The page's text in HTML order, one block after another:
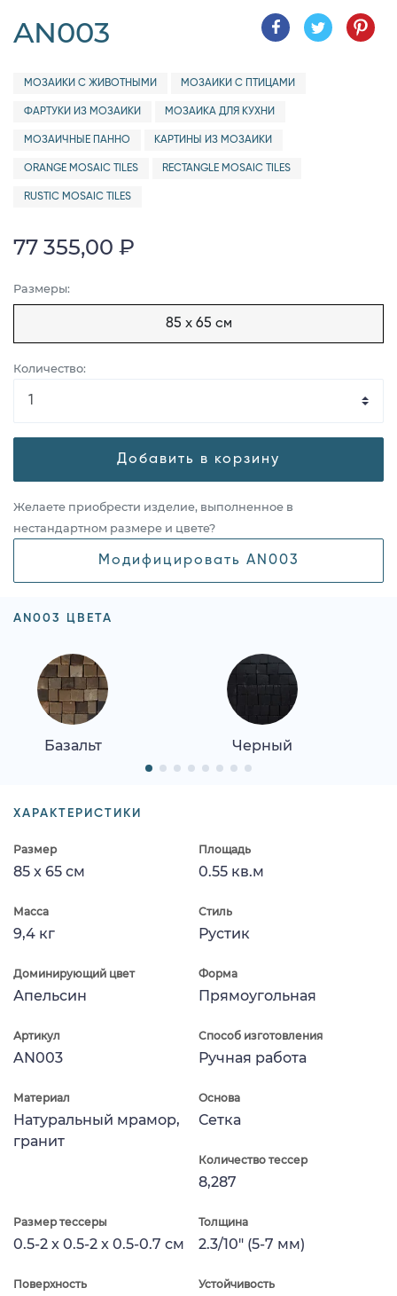
AN003
МОЗАИКИ С ЖИВОТНЫМИ МОЗАИКИ С ПТИЦАМИ
ФАРТУКИ ИЗ МОЗАИКИ МОЗАИКА ДЛЯ КУХНИ
МОЗАИЧНЫЕ ПАННО КАРТИНЫ ИЗ МОЗАИКИ
ORANGE MOSAIC TILES RECTANGLE MOSAIC TILES
RUSTIC MOSAIC TILES
77 355,00 ₽
Размеры:
85 x 65 см
Количество:
Добавить в корзину
Желаете приобрести изделие, выполненное в
нестандартном размере и цвете?
Модифицировать AN003
AN003 ЦВЕТА
Базальт Черный
ХАРАКТЕРИСТИКИ
Размер
85 x 65 см
Площадь
0.55 кв.м
Масса
9,4 кг
Стиль
Рустик
Доминирующий цвет
Апельсин
Форма
Прямоугольная
Артикул
AN003
Способ изготовления
Ручная работа
Материал
Натуральный мрамор,
гранит
Основа
Сетка
Количество тессер
8,287
Размер тессеры
0.5-2 x 0.5-2 x 0.5-0.7 см
Толщина
2.3/10" (5-7 мм)
Поверхность Устойчивость